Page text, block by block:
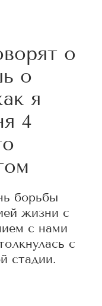
о
о
я
4
борьбы
жизни с
с нами
с
стадии.